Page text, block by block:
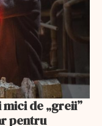
de „greii”
pentru